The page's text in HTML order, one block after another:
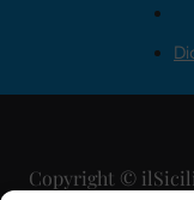
Copyright ©